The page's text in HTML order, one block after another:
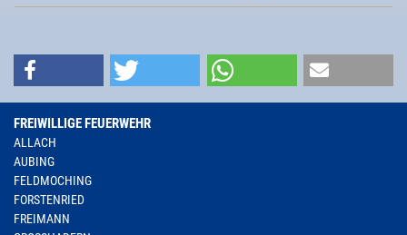
FREIWILLIGE FEUERWEHR
ALLACH
AUBING
FELDMOCHING
FORSTENRIED
FREIMANN